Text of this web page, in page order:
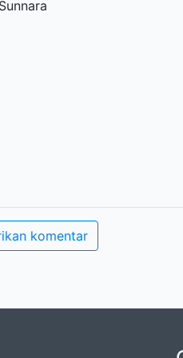
komentar